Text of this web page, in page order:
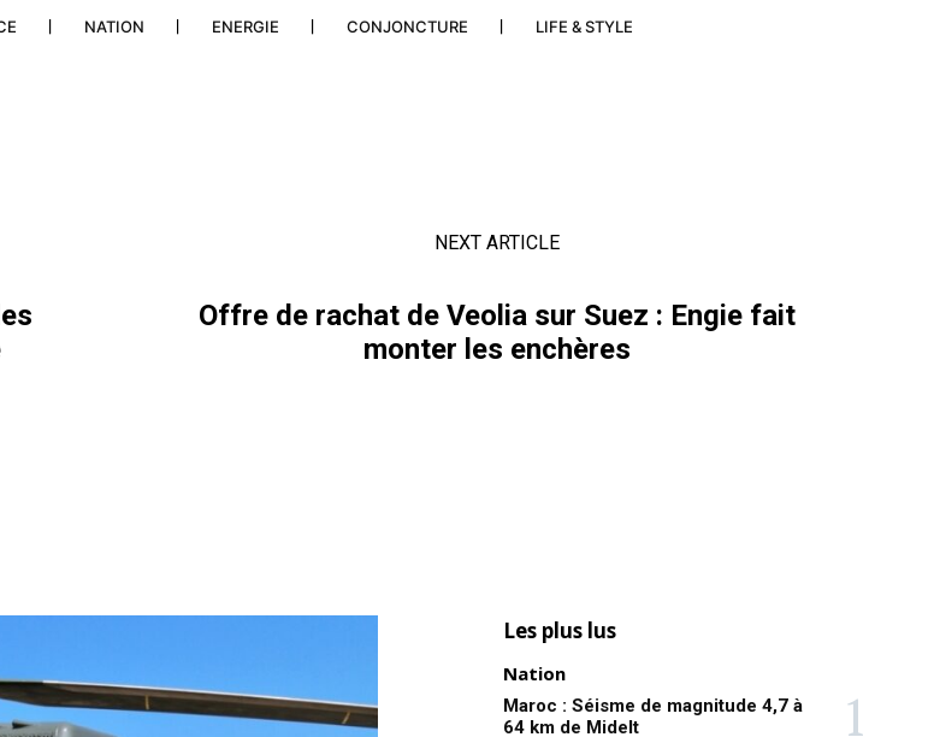
NATION ENERGIE CONJONCTURE LIFE & STYLE
NEXT ARTICLE
Offre de rachat de Veolia sur Suez : Engie fait
monter les enchères